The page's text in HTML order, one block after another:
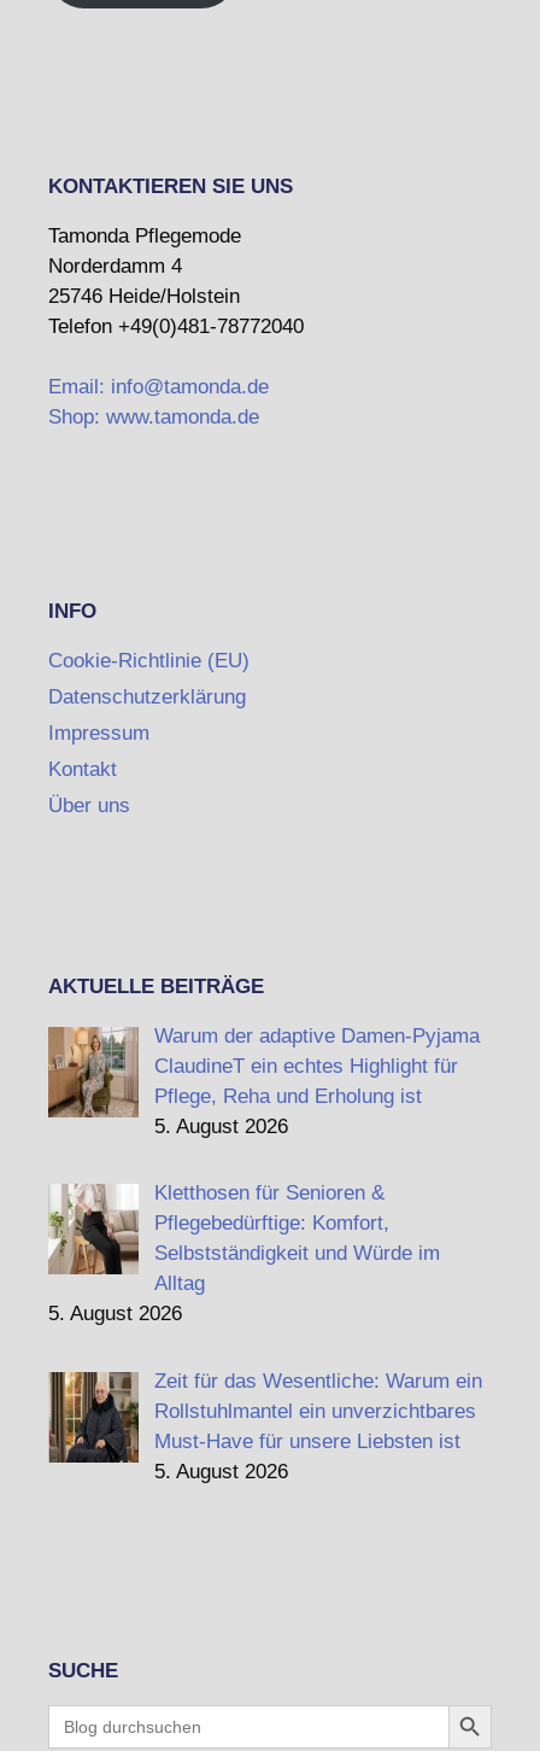
KONTAKTIEREN SIE UNS
Tamonda Pflegemode
Norderdamm 4
25746 Heide/Holstein
Telefon +49(0)481-78772040
Email: info@tamonda.de
Shop: www.tamonda.de
INFO
Cookie-Richtlinie (EU)
Datenschutzerklärung
Impressum
Kontakt
Über uns
AKTUELLE BEITRÄGE
Warum der adaptive Damen-Pyjama
ClaudineT ein echtes Highlight für
Pflege, Reha und Erholung ist
5. August 2026
Kletthosen für Senioren &
Pflegebedürftige: Komfort,
Selbstständigkeit und Würde im
Alltag
5. August 2026
Zeit für das Wesentliche: Warum ein
Rollstuhlmantel ein unverzichtbares
Must-Have für unsere Liebsten ist
5. August 2026
SUCHE
Search
for:
Search Button